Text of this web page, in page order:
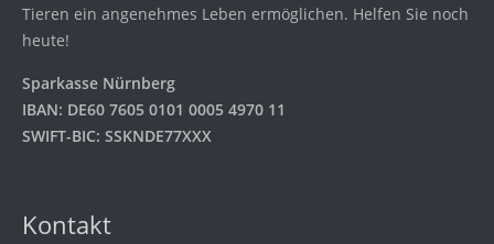
Tieren ein angenehmes Leben ermöglichen. Helfen Sie noch
heute!
Sparkasse Nürnberg
IBAN: DE60 7605 0101 0005 4970 11
SWIFT-BIC: SSKNDE77XXX
Kontakt